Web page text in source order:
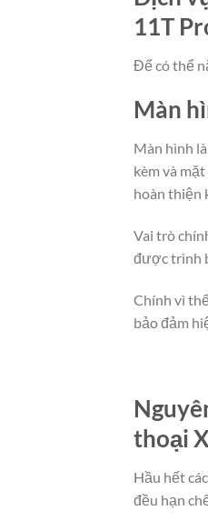
11T
Để có thể
Màn
Màn hình
kèm và
hoàn thiện
Vai trò
được trình
Chính vì
bảo đảm
thoại
Hầu hết
đều hạn